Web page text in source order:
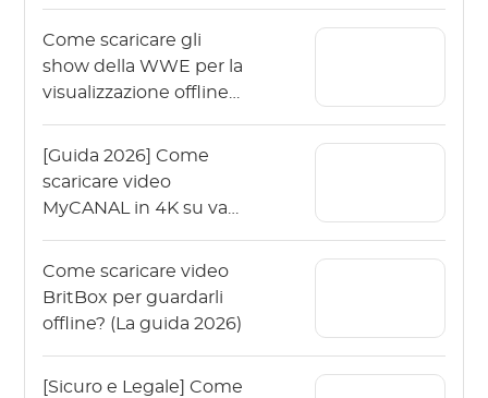
Come scaricare gli
show della WWE per la
visualizzazione offline
[Guida 2026] Come
scaricare video
MyCANAL in 4K su vari
Come scaricare video
BritBox per guardarli
offline? (La guida 2026)
[Sicuro e Legale] Come